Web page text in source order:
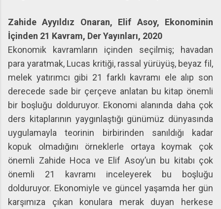
Zahide Ayyıldız Onaran, Elif Asoy, Ekonominin
İçinden 21 Kavram, Der Yayınları, 2020
Ekonomik kavramların içinden seçilmiş; havadan
para yaratmak, Lucas kritiği, rassal yürüyüş, beyaz fil,
melek yatırımcı gibi 21 farklı kavramı ele alıp son
derecede sade bir çerçeve anlatan bu kitap önemli
bir boşluğu dolduruyor. Ekonomi alanında daha çok
ders kitaplarının yaygınlaştığı günümüz dünyasında
uygulamayla teorinin birbirinden sanıldığı kadar
kopuk olmadığını örneklerle ortaya koymak çok
önemli Zahide Hoca ve Elif Asoy’un bu kitabı çok
önemli 21 kavramı inceleyerek bu boşluğu
dolduruyor. Ekonomiyle ve güncel yaşamda her gün
karşımıza çıkan konulara merak duyan herkese